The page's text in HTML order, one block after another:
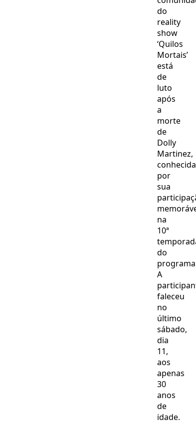
do
reality
show
‘Quilos
Mortais’
está
de
luto
após
a
morte
de
Dolly
Martinez,
conhecida
por
sua
na
10ª
do
A
faleceu
no
último
sábado,
dia
11,
aos
apenas
30
anos
de
idade.